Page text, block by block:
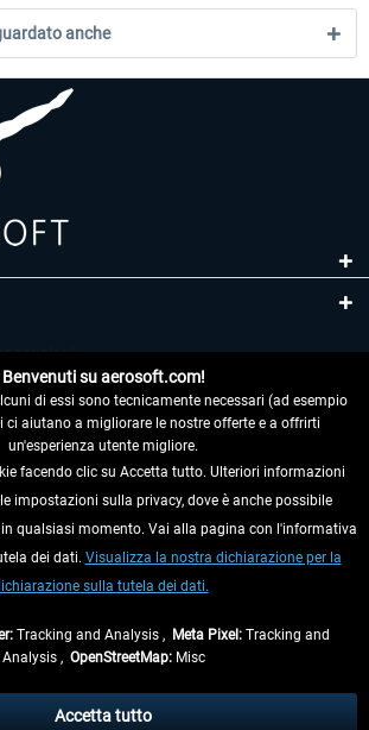
anche
CONTRATTO
di spedizione, se non diversamente descritto.
Benvenuti su aerosoft.com!
di essi sono tecnicamente necessari (ad esempio
ci aiutano a migliorare le nostre offerte e a offrirti
un'esperienza utente migliore.
facendo clic su Accetta tutto. Ulteriori informazioni
impostazioni sulla privacy, dove è anche possibile
qualsiasi momento. Vai alla pagina con l'informativa
dei dati. Visualizza la nostra dichiarazione per la
sulla tutela dei dati.
Tracking and Analysis , Meta Pixel: Tracking and
Analysis , OpenStreetMap:Misc
Accetta tutto